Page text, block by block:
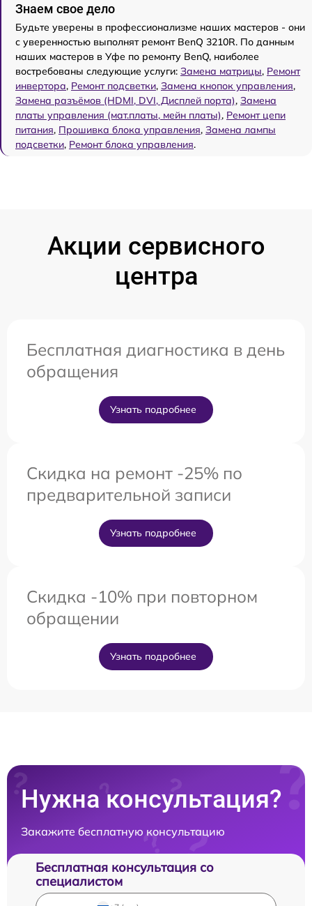
Знаем свое дело
Будьте уверены в профессионализме наших мастеров - они
с уверенностью выполнят ремонт BenQ 3210R. По данным
наших мастеров в Уфе по ремонту BenQ, наиболее
востребованы следующие услуги: Замена матрицы, Ремонт
инвертора, Ремонт подсветки, Замена кнопок управления,
Замена разъёмов (HDMI, DVI, Дисплей порта), Замена
платы управления (мат.платы, мейн платы), Ремонт цепи
питания, Прошивка блока управления, Замена лампы
подсветки, Ремонт блока управления.
Акции сервисного
центра
Бесплатная диагностика в день
обращения
Узнать подробнее
Скидка на ремонт -25% по
предварительной записи
Узнать подробнее
Скидка -10% при повторном
обращении
Узнать подробнее
Нужна консультация?
Закажите бесплатную консультацию
Бесплатная консультация со
специалистом